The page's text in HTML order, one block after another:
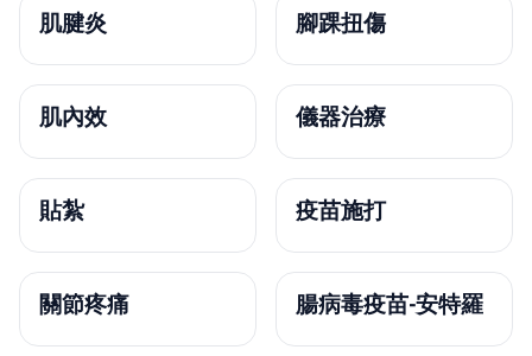
肌腱炎 腳踝扭傷
肌內效 儀器治療
貼紮 疫苗施打
關節疼痛 腸病毒疫苗-安特羅